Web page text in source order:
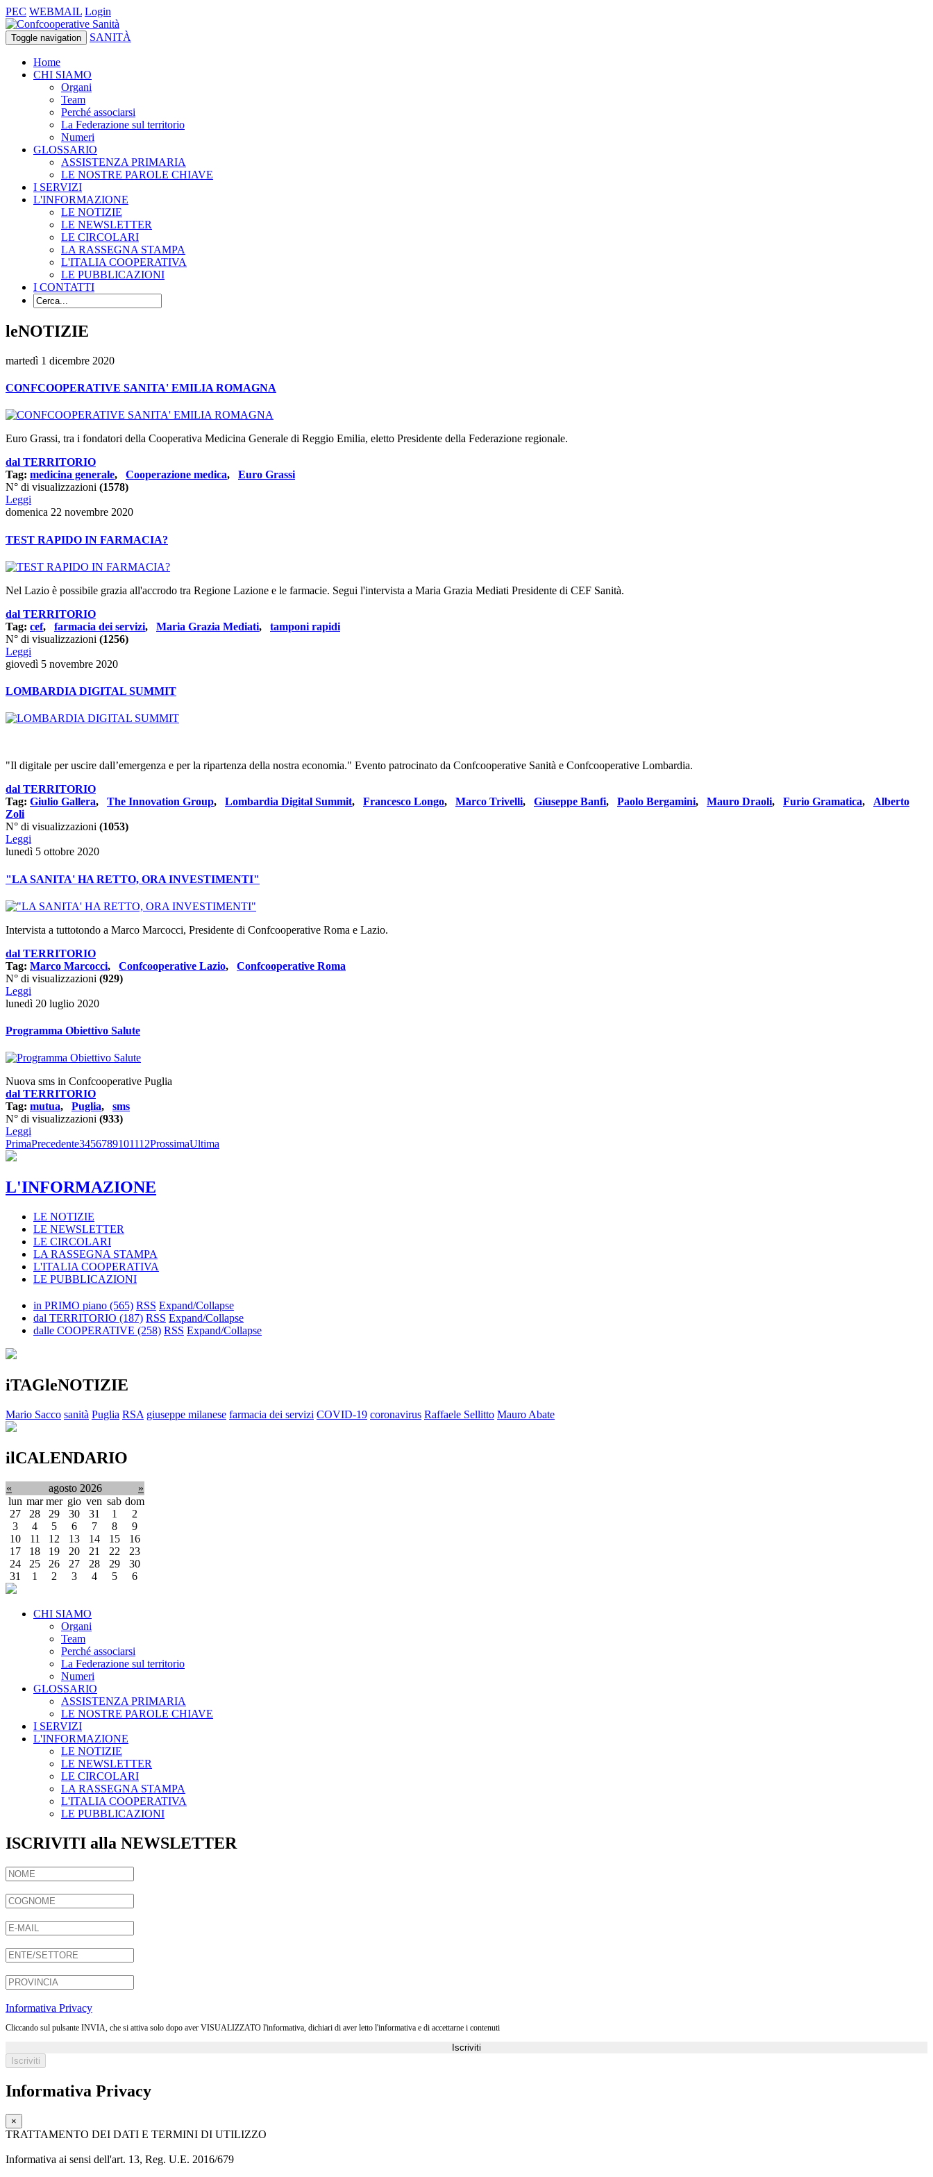
PEC WEBMAIL Login
Toggle navigation SANITÀ
Home
CHI SIAMO
Organi
Team
Perché associarsi
La Federazione sul territorio
Numeri
GLOSSARIO
ASSISTENZA PRIMARIA
LE NOSTRE PAROLE CHIAVE
I SERVIZI
L'INFORMAZIONE
LE NOTIZIE
LE NEWSLETTER
LE CIRCOLARI
LA RASSEGNA STAMPA
L'ITALIA COOPERATIVA
LE PUBBLICAZIONI
I CONTATTI
leNOTIZIE
martedì 1 dicembre 2020
CONFCOOPERATIVE SANITA' EMILIA ROMAGNA
Euro Grassi, tra i fondatori della Cooperativa Medicina Generale di Reggio Emilia, eletto Presidente della Federazione regionale.
dal TERRITORIO
Tag: medicina generale, Cooperazione medica, Euro Grassi
N° di visualizzazioni (1578)
Leggi
domenica 22 novembre 2020
TEST RAPIDO IN FARMACIA?
Nel Lazio è possibile grazia all'accrodo tra Regione Lazione e le farmacie. Segui l'intervista a Maria Grazia Mediati Presidente di CEF Sanità.
dal TERRITORIO
Tag: cef, farmacia dei servizi, Maria Grazia Mediati, tamponi rapidi
N° di visualizzazioni (1256)
Leggi
giovedì 5 novembre 2020
LOMBARDIA DIGITAL SUMMIT
"Il digitale per uscire dall’emergenza e per la ripartenza della nostra economia." Evento patrocinato da Confcooperative Sanità e Confcooperative Lombardia.
dal TERRITORIO
Tag: Giulio Gallera, The Innovation Group, Lombardia Digital Summit, Francesco Longo, Marco Trivelli, Giuseppe Banfi, Paolo Bergamini, Mauro Draoli, Furio Gramatica, Alberto
Zoli
N° di visualizzazioni (1053)
Leggi
lunedì 5 ottobre 2020
"LA SANITA' HA RETTO, ORA INVESTIMENTI"
Intervista a tuttotondo a Marco Marcocci, Presidente di Confcooperative Roma e Lazio.
dal TERRITORIO
Tag: Marco Marcocci, Confcooperative Lazio, Confcooperative Roma
N° di visualizzazioni (929)
Leggi
lunedì 20 luglio 2020
Programma Obiettivo Salute
Nuova sms in Confcooperative Puglia
dal TERRITORIO
Tag: mutua, Puglia, sms
N° di visualizzazioni (933)
Leggi
PrimaPrecedente3456789101112ProssimaUltima
L'INFORMAZIONE
LE NOTIZIE
LE NEWSLETTER
LE CIRCOLARI
LA RASSEGNA STAMPA
L'ITALIA COOPERATIVA
LE PUBBLICAZIONI
in PRIMO piano (565) RSS Expand/Collapse
dal TERRITORIO (187) RSS Expand/Collapse
dalle COOPERATIVE (258) RSS Expand/Collapse
iTAGleNOTIZIE
Mario Sacco sanità Puglia RSA giuseppe milanese farmacia dei servizi COVID-19 coronavirus Raffaele Sellitto Mauro Abate
ilCALENDARIO
« agosto 2026
»
lun mar mer gio ven sab dom
27
28 29 30 31 1
2
3
4 5 6 7 8
9
10
11 12 13 14 15
16
17
18 19 20 21 22
23
24
25 26 27 28 29
30
31
1 2 3 4 5 6
CHI SIAMO
Organi
Team
Perché associarsi
La Federazione sul territorio
Numeri
GLOSSARIO
ASSISTENZA PRIMARIA
LE NOSTRE PAROLE CHIAVE
I SERVIZI
L'INFORMAZIONE
LE NOTIZIE
LE NEWSLETTER
LE CIRCOLARI
LA RASSEGNA STAMPA
L'ITALIA COOPERATIVA
LE PUBBLICAZIONI
ISCRIVITI alla NEWSLETTER
Informativa Privacy
Cliccando sul pulsante INVIA, che si attiva solo dopo aver VISUALIZZATO l'informativa, dichiari di aver letto l'informativa e di accettarne i contenuti
Iscriviti
Informativa Privacy
×
TRATTAMENTO DEI DATI E TERMINI DI UTILIZZO
Informativa ai sensi dell'art. 13, Reg. U.E. 2016/679